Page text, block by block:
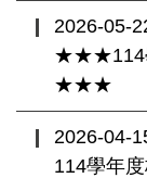
2026-05-
★★★114
★★★
2026-04-
114學年